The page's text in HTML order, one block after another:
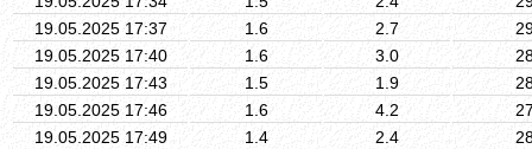
19.05.2025 17:37
1.6 2.7
19.05.2025 17:40
1.6 3.0
19.05.2025 17:43
1.5 1.9
19.05.2025 17:46
1.6 4.2
19.05.2025 17:49
1.4 2.4